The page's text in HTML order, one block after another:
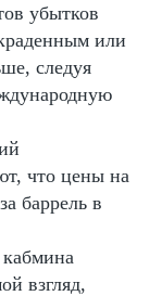
убытков
или
следуя
что цены на
баррель в
взгляд,